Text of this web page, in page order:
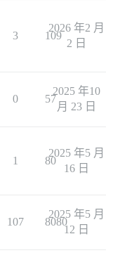
3 109
2026 年2 月
2 日
0 57
2025 年10
月 23 日
1 80
2025 年5 月
16 日
107 8080
2025 年5 月
12 日